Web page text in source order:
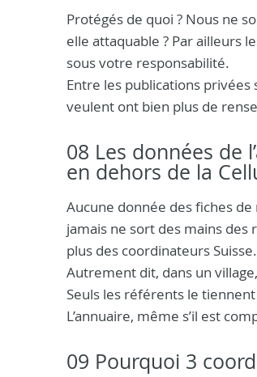
Protégés de quoi ? Nous ne
elle attaquable ? Par ailleurs
sous votre responsabilité.
Entre les publications
veulent ont bien plus de
08 Les données de
en dehors de la
Aucune donnée des fiches
jamais ne sort des mains des
plus des coordinateurs Suisse.
Autrement dit, dans un
Seuls les référents le tiennent
L’annuaire, même s’il est
09 Pourquoi 3